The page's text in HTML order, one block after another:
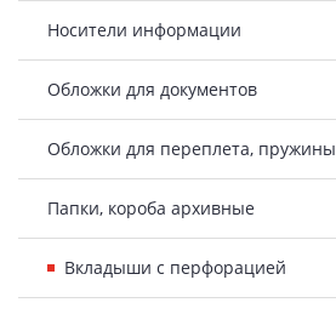
Носители информации
Обложки для документов
Обложки для переплета, пружины
Папки, короба архивные
Вкладыши с перфорацией